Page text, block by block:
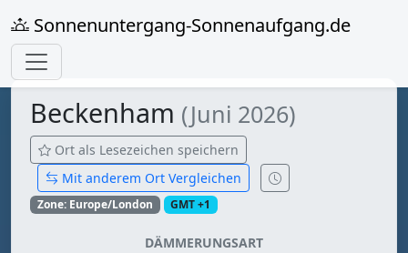
Sonnenuntergang-Sonnenaufgang.de
Beckenham (Juni 2026)
Ort als Lesezeichen speichern
Mit anderem Ort Vergleichen
Zone: Europe/London GMT +1
DÄMMERUNGSART